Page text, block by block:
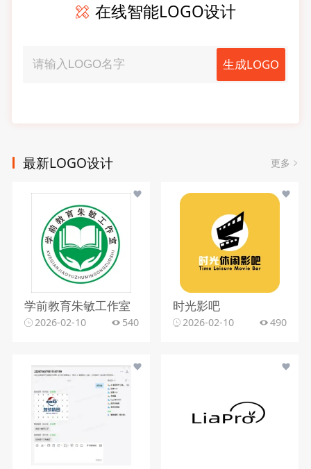
在线智能LOGO设计
生成LOGO
最新LOGO设计 更多
学前教育朱敏工作室
2026-02-10 540
时光影吧
2026-02-10 490